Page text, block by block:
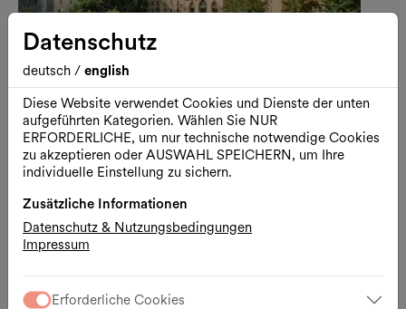
Führung Architektur MQ Tours
Überblicksführung (Englisch)
Geheimnisse des MuseumsQuartier
Datenschutz
deutsch / english
Diese Website verwendet Cookies und Dienste der unten
aufgeführten Kategorien. Wählen Sie NUR
ERFORDERLICHE, um nur technische notwendige Cookies
zu akzeptieren oder AUSWAHL SPEICHERN, um Ihre
individuelle Einstellung zu sichern.
Zusätzliche Informationen
Datenschutz & Nutzungsbedingungen
Impressum
Erforderliche Cookies